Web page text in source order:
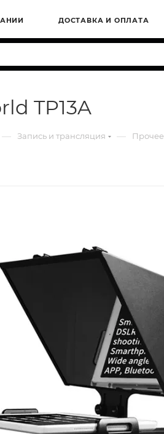
ДОСТАВКА И ОПЛАТА
TP13A
— Запись и трансляция — Прочее